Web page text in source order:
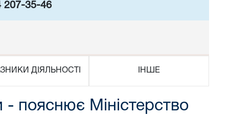
207-35-46
ДІЯЛЬНОСТІ ІНШЕ
пояснює Міністерство